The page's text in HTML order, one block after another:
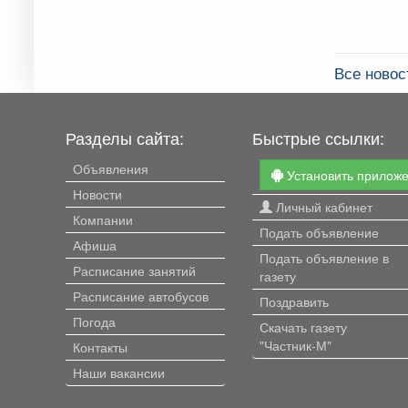
Все
Разделы сайта:
Объявления
Новости
Компании
Афиша
Расписание занятий
Расписание автобусов
Погода
Контакты
Наши вакансии
Быстрые ссылки:
Установить
Личный кабинет
Подать объявление
Подать объявление в
газету
Поздравить
Скачать газету
"Частник-М"